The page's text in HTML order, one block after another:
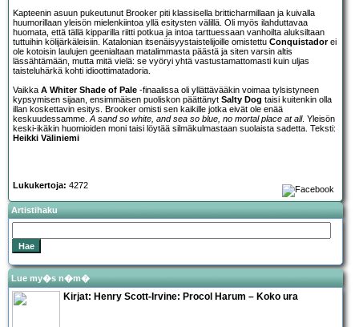
Kapteenin asuun pukeutunut Brooker piti klassisella britticharmillaan ja kuivalla
huumorillaan yleisön mielenkiintoa yllä esitysten välillä. Oli myös ilahduttavaa
huomata, että tällä kipparilla riitti potkua ja intoa tarttuessaan vanhoilta aluksiltaan
tuttuihin kölijärkäleisiin. Katalonian itsenäisyystaistelijoille omistettu Conquistadorei
ole kotoisin laulujen geenialtaan matalimmasta päästä ja siten varsin altis
lässähtämään, mutta mitä vielä: se vyöryi yhtä vastustamattomasti kuin uljas
taisteluhärkä kohti idioottimatadoria.
Vaikka A Whiter Shade of Pale -finaalissa oli yllättävääkin voimaa tylsistyneen
kypsymisen sijaan, ensimmäisen puoliskon päättänyt Salty Dog taisi kuitenkin olla
illan koskettavin esitys. Brooker omisti sen kaikille jotka eivät ole enää
keskuudessamme.A sand so white, and sea so blue, no mortal place at all. Yleisön
keski-ikäkin huomioiden moni taisi löytää silmäkulmastaan suolaista sadetta. Teksti:
Heikki Väliniemi
Lukukertoja: 4272
Artistihaku
Lue my�s n�m�
Kirjat: Henry Scott-Irvine: Procol Harum – Koko ura